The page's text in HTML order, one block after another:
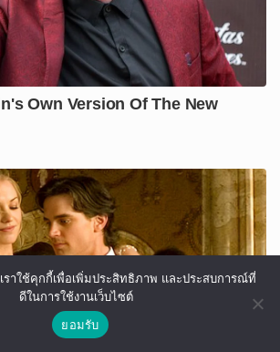
เราใช้คุกกี้เพื่อเพิ่มประสิทธิภาพ และประสบการณ์ที่
ดีในการใช้งานเว็บไซต์
ยอมรับ